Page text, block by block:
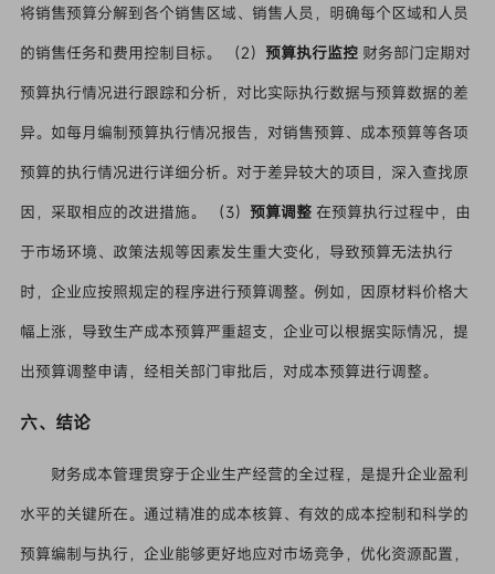
将销售预算分解到各个销售区域、销售人员，明确每个区域和人员
的销售任务和费用控制目标。 （2） 预算执行监控财务部门定期对
预算执行情况进行跟踪和分析，对比实际执行数据与预算数据的差
异。如每月编制预算执行情况报告，对销售预算、成本预算等各项
预算的执行情况进行详细分析。对于差异较大的项目，深入查找原
因，采取相应的改进措施。 （3） 预算调整在预算执行过程中，由
于市场环境、政策法规等因素发生重大变化，导致预算无法执行
时，企业应按照规定的程序进行预算调整。例如，因原材料价格大
幅上涨，导致生产成本预算严重超支，企业可以根据实际情况，提
出预算调整申请，经相关部门审批后，对成本预算进行调整。
六、结论
财务成本管理贯穿于企业生产经营的全过程，是提升企业盈利
水平的关键所在。通过精准的成本核算、有效的成本控制和科学的
预算编制与执行，企业能够更好地应对市场竞争，优化资源配置，